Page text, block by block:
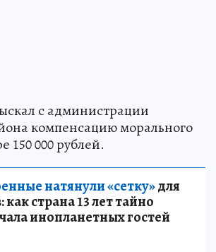
с администрации
компенсацию морального
150 000 рублей.
натянули «сетку»для
страна 13 лет тайно
инопланетных гостей